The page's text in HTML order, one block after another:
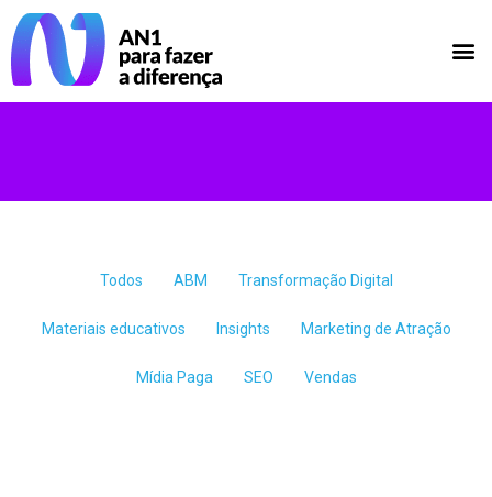
Todos ABM Transformação Digital
Materiais educativos Insights Marketing de Atração
Mídia Paga SEO Vendas